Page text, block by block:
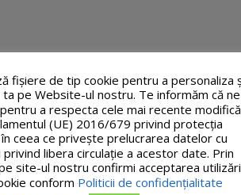
fişiere de tip cookie pentru a personaliza
pe Website-ul nostru. Te informăm că
a respecta cele mai recente
(UE) 2016/679 privind protecția
ceea ce privește prelucrarea datelor cu
libera circulație a acestor date. Prin
site-ul nostru confirmi acceptarea
conform Politicii de confidențialitate